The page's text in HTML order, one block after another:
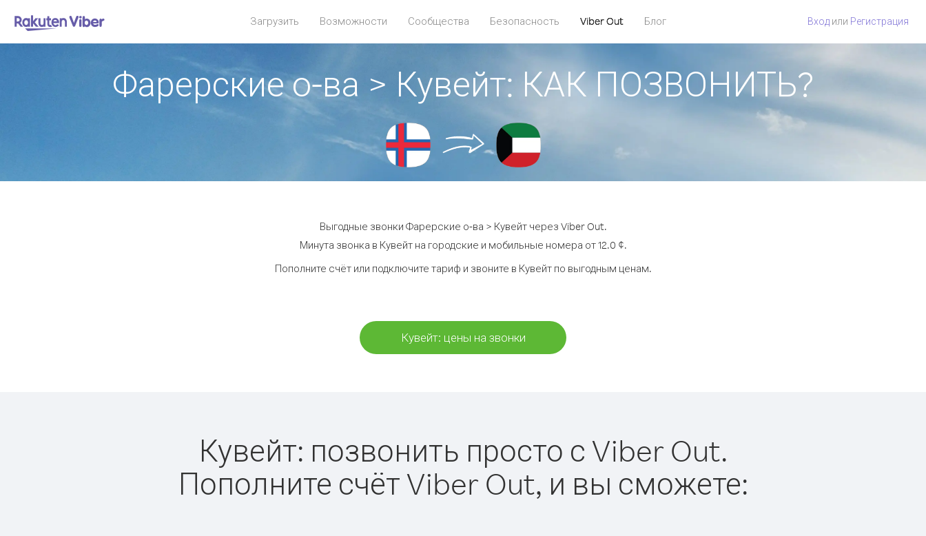
Загрузить Возможности Сообщества Безопасность Viber Out Блог Вход или Регистрация
Фарерские о-ва > Кувейт: КАК ПОЗВОНИТЬ?
Выгодные звонки Фарерские о-ва > Кувейт через Viber Out.
Минута звонка в Кувейт на городские и мобильные номера от 12.0 ¢.
Пополните счёт или подключите тариф и звоните в Кувейт по выгодным ценам.
Кувейт: цены на звонки
Кувейт: позвонить просто с Viber Out.
Пополните счёт Viber Out, и вы сможете: